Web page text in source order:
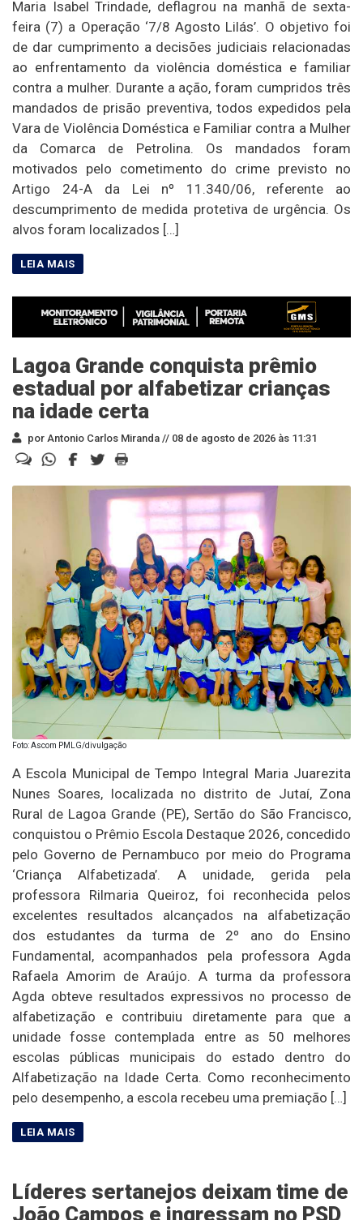
Maria Isabel Trindade, deflagrou na manhã de sexta-
feira (7) a Operação ‘7/8 Agosto Lilás’. O objetivo foi
de dar cumprimento a decisões judiciais relacionadas
ao enfrentamento da violência doméstica e familiar
contra a mulher. Durante a ação, foram cumpridos três
mandados de prisão preventiva, todos expedidos pela
Vara de Violência Doméstica e Familiar contra a Mulher
da Comarca de Petrolina. Os mandados foram
motivados pelo cometimento do crime previsto no
Artigo 24-A da Lei nº 11.340/06, referente ao
descumprimento de medida protetiva de urgência. Os
alvos foram localizados […]
Lagoa Grande conquista prêmio
estadual por alfabetizar crianças
na idade certa
por Antonio Carlos Miranda // 08 de agosto de 2026 às 11:31
Foto: Ascom PMLG/divulgação
A Escola Municipal de Tempo Integral Maria Juarezita
Nunes Soares, localizada no distrito de Jutaí, Zona
Rural de Lagoa Grande (PE), Sertão do São Francisco,
conquistou o Prêmio Escola Destaque 2026, concedido
pelo Governo de Pernambuco por meio do Programa
‘Criança Alfabetizada’. A unidade, gerida pela
professora Rilmaria Queiroz, foi reconhecida pelos
excelentes resultados alcançados na alfabetização
dos estudantes da turma de 2º ano do Ensino
Fundamental, acompanhados pela professora Agda
Rafaela Amorim de Araújo. A turma da professora
Agda obteve resultados expressivos no processo de
alfabetização e contribuiu diretamente para que a
unidade fosse contemplada entre as 50 melhores
escolas públicas municipais do estado dentro do
Alfabetização na Idade Certa. Como reconhecimento
pelo desempenho, a escola recebeu uma premiação […]
Líderes sertanejos deixam time de
João Campos e ingressam no PSD